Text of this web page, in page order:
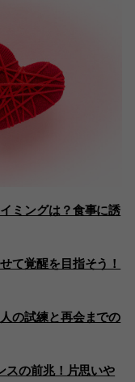
ミングは？食事に誘
て覚醒を目指そう！
の試練と再会までの
スの前兆！片思いや